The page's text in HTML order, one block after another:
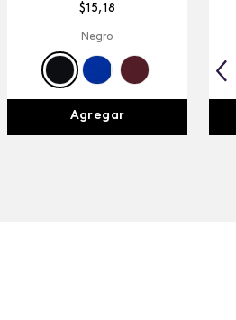
$15,18
Negro
Agregar